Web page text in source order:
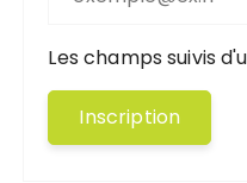
Les champs suivis